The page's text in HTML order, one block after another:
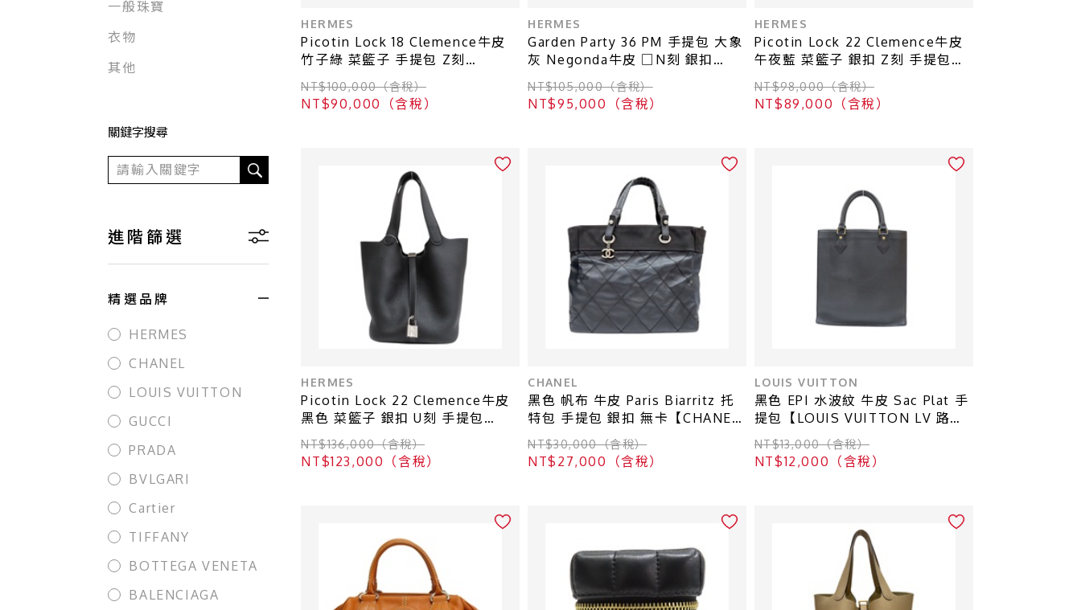
一般珠寶
衣物
其他
關鍵字搜尋
進階篩選
精選品牌
HERMES
CHANEL
LOUIS VUITTON
GUCCI
PRADA
BVLGARI
Cartier
TIFFANY
BOTTEGA VENETA
BALENCIAGA
HERMES
Picotin Lock 18 Clemence牛皮
竹子綠 菜籃子 手提包 Z刻
【HERMES 愛馬仕】
NT$100,000（含稅）
NT$90,000（含稅）
HERMES
Garden Party 36 PM 手提包 大象
灰 Negonda牛皮 □N刻 銀扣
【HERMES 愛馬仕】
NT$105,000（含稅）
NT$95,000（含稅）
HERMES
Picotin Lock 22 Clemence牛皮
午夜藍 菜籃子 銀扣 Z刻 手提包
【HERMES 愛馬仕】
NT$98,000（含稅）
NT$89,000（含稅）
HERMES
Picotin Lock 22 Clemence牛皮
黑色 菜籃子 銀扣 U刻 手提包
【HERMES 愛馬仕】 H060991CK
NT$136,000（含稅）
NT$123,000（含稅）
CHANEL
黑色 帆布 牛皮 Paris Biarritz 托
特包 手提包 銀扣 無卡【CHANEL
香奈兒】 A34209
NT$30,000（含稅）
NT$27,000（含稅）
LOUIS VUITTON
黑色 EPI 水波紋 牛皮 Sac Plat 手
提包【LOUIS VUITTON LV 路易
威登】 M59082
NT$13,000（含稅）
NT$12,000（含稅）